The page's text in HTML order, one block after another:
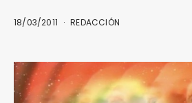
18/03/2011 REDACCIÓN